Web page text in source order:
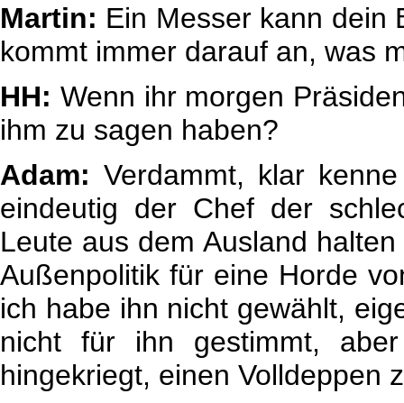
Martin: Ein Messer kann dein
kommt immer darauf an, was
HH: Wenn ihr morgen
ihm zu sagen haben?
Adam: Verdammt, klar
eindeutig der Chef der
Leute aus dem Ausland
Außenpolitik für eine Horde
ich habe ihn nicht gewählt,
nicht für ihn gestimmt,
hingekriegt, einen Volldeppen